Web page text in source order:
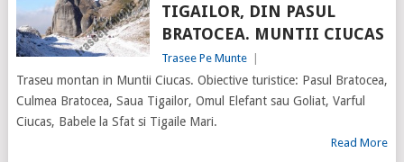
TIGAILOR, DIN PASUL
BRATOCEA. MUNTII CIUCAS
Trasee Pe Munte
Traseu montan in Muntii Ciucas. Obiective turistice: Pasul Bratocea,
Culmea Bratocea, Saua Tigailor, Omul Elefant sau Goliat, Varful
Ciucas, Babele la Sfat si Tigaile Mari.
Read More